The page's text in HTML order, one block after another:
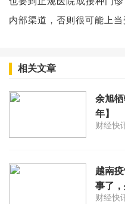
内部渠道，否则很可能上当
相关文章
余旭
年】
财经快
越南
事了，
财经快